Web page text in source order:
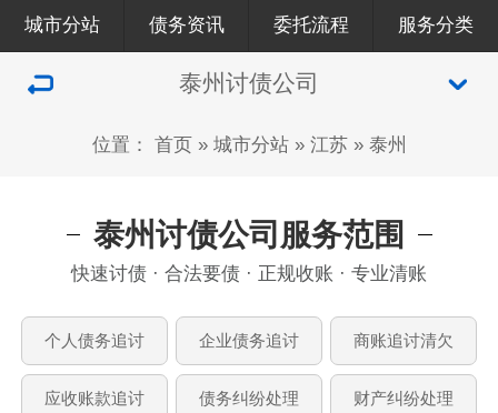
城市分站 债务资讯 委托流程 服务分类
泰州讨债公司
位置： 首页» 城市分站» 江苏» 泰州
泰州讨债公司服务范围
快速讨债 · 合法要债 · 正规收账 · 专业清账
个人债务追讨 企业债务追讨 商账追讨清欠
应收账款追讨 债务纠纷处理 财产纠纷处理